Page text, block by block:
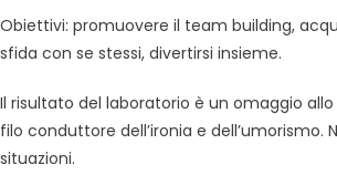
Obiettivi: promuovere il team building,
sfida con se stessi, divertirsi insieme.
Il risultato del laboratorio è un omaggio
filo conduttore dell’ironia e
situazioni.